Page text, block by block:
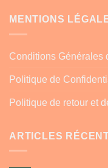
MENTIONS
Conditions Générales
Politique de
Politique de retour et
ARTICLES